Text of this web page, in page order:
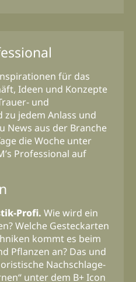
für das
Ideen und Konzepte
und
zu jedem Anlass und
News aus der Branche
die Woche unter
Professional auf
Profi. Wie wird ein
Welche Gesteckarten
kommt es beim
Pflanzen an? Das und
Nachschlage-
unter dem B+ Icon